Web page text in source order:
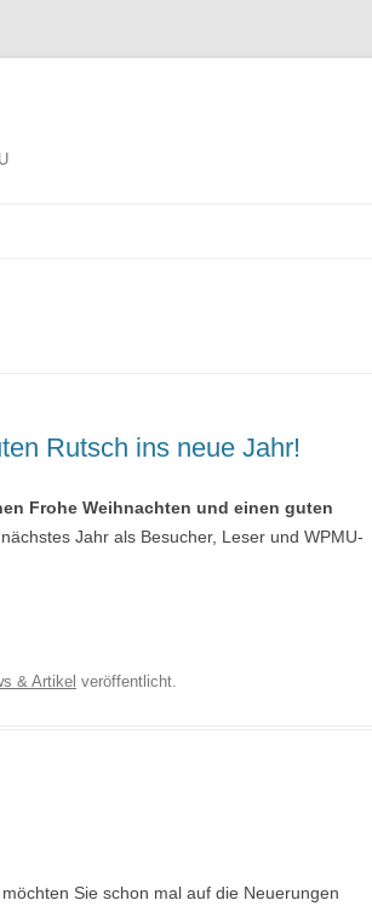
Rutsch ins neue Jahr!
Frohe Weihnachten und einen guten
Jahr als Besucher, Leser und WPMU-
& Artikel veröffentlicht.
Sie schon mal auf die Neuerungen